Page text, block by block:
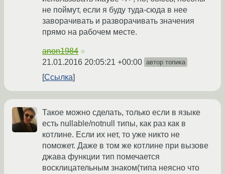
не поймут, если я буду туда-сюда в нее
заворачивать и разворачивать значения
прямо на рабочем месте.
anon1984 ☆
21.01.2016 20:05:21 +00:00 автор топика
Ссылка
Такое можно сделать, только если в языке
есть nullable/notnull типы, как раз как в
котлине. Если их нет, то уже никто не
поможет. Даже в том же котлине при вызове
джава функции тип помечается
восклицательным знаком(типа неясно что